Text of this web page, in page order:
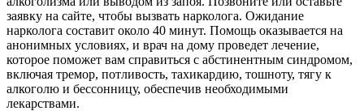
заявку на сайте, чтобы вызвать нарколога. Ожидание
нарколога составит около 40 минут. Помощь оказывается на
анонимных условиях, и врач на дому проведет лечение,
которое поможет вам справиться с абстинентным синдромом,
включая тремор, потливость, тахикардию, тошноту, тягу к
алкоголю и бессонницу, обеспечив необходимыми
лекарствами.